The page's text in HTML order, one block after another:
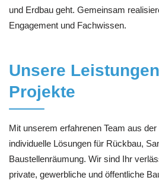
und Erdbau geht. Gemeinsam
Engagement und Fachwissen.
Unsere
Projekte
Mit unserem erfahrenen Team aus
individuelle Lösungen für Rückbau,
Baustellenräumung. Wir sind Ihr
private, gewerbliche und öffentliche